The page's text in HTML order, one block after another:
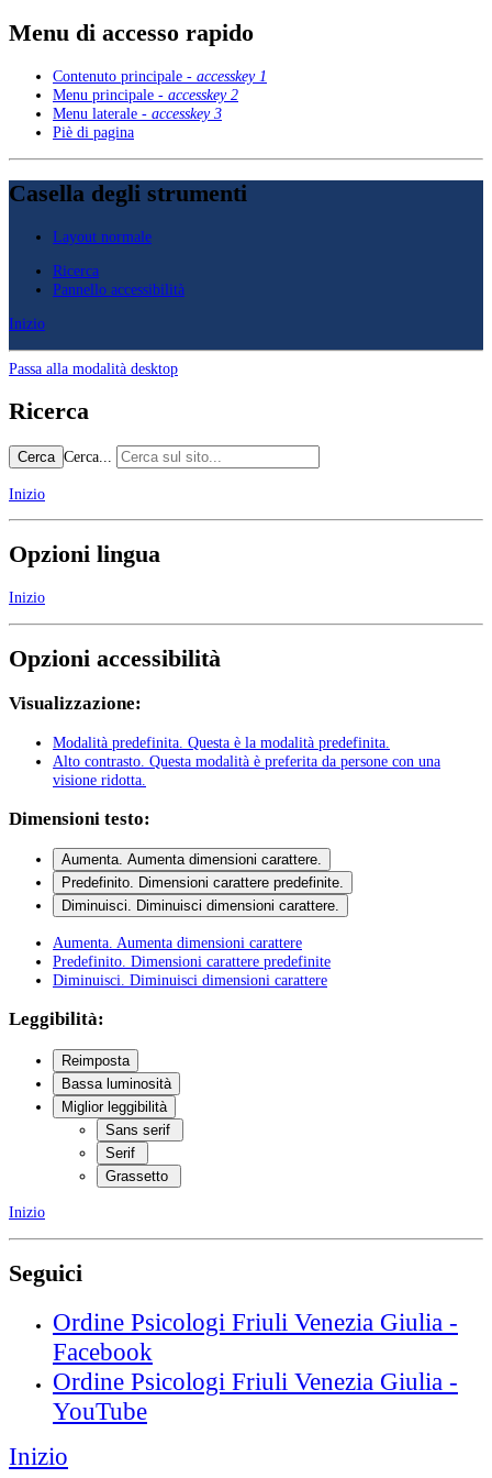
Menu di accesso rapido
Contenuto principale - accesskey 1
Menu principale - accesskey 2
Menu laterale - accesskey 3
Piè di pagina
Casella degli strumenti
Layout normale
Ricerca
Pannello accessibilità
Inizio
Passa alla modalità desktop
Ricerca
Cerca Cerca...
Inizio
Opzioni lingua
Inizio
Opzioni accessibilità
Visualizzazione:
Modalità predefinita . Questa è la modalità predefinita.
Alto contrasto . Questa modalità è preferita da persone con una
visione ridotta.
Dimensioni testo:
Aumenta. Aumenta dimensioni carattere.
Predefinito. Dimensioni carattere predefinite.
Diminuisci. Diminuisci dimensioni carattere.
Aumenta . Aumenta dimensioni carattere
Predefinito . Dimensioni carattere predefinite
Diminuisci . Diminuisci dimensioni carattere
Leggibilità:
Reimposta
Bassa luminosità
Miglior leggibilità
Sans serif
Serif
Grassetto
Inizio
Seguici
Ordine Psicologi Friuli Venezia Giulia -
Facebook
Ordine Psicologi Friuli Venezia Giulia -
YouTube
Inizio